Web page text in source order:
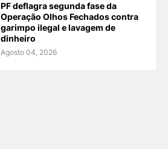
PF deflagra segunda fase da
Operação Olhos Fechados contra
garimpo ilegal e lavagem de
dinheiro
Agosto 04, 2026